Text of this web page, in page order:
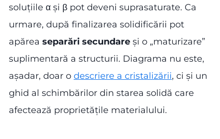
soluțiile α și β pot deveni suprasaturate. Ca
urmare, după finalizarea solidificării pot
apărea separări secundare și o „maturizare”
suplimentară a structurii. Diagrama nu este,
așadar, doar o descriere a cristalizării, ci și un
ghid al schimbărilor din starea solidă care
afectează proprietățile materialului.